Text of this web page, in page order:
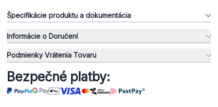
Špecifikácie produktu a dokumentácia
Informácie o Doručení
Podmienky Vrátenia Tovaru
Bezpečné platby: